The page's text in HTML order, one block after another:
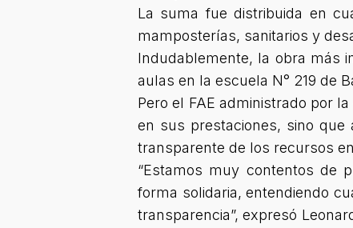
La suma fue distribuida en
mamposterías, sanitarios y
Indudablemente, la obra más
aulas en la escuela N° 219 de
Pero el FAE administrado por
en sus prestaciones, sino
transparente de los recursos
“Estamos muy contentos de
forma solidaria, entendiendo
transparencia”, expresó